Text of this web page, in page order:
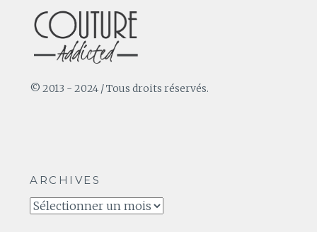
© 2013 - 2024 / Tous droits réservés.
ARCHIVES
Archives